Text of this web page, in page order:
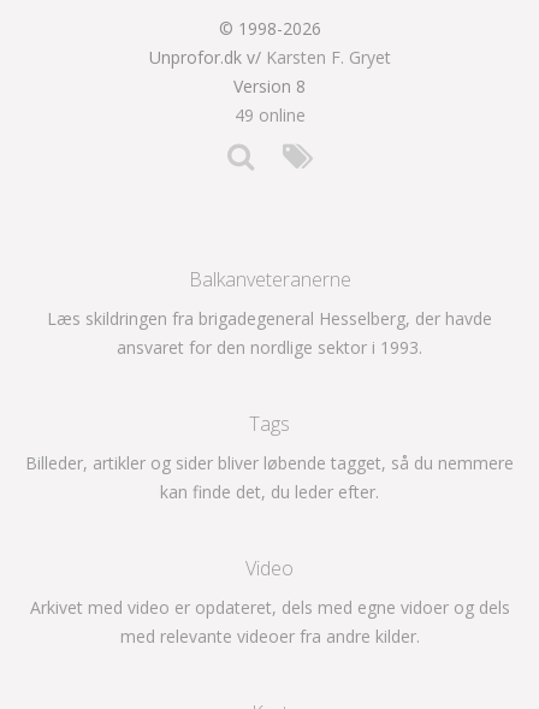
© 1998-2026
Unprofor.dk v/ Karsten F. Gryet
Version 8
49 online
Balkanveteranerne
Læs skildringen fra brigadegeneral Hesselberg, der havde
ansvaret for den nordlige sektor i 1993.
Tags
Billeder, artikler og sider bliver løbende tagget, så du nemmere
kan finde det, du leder efter.
Video
Arkivet med video er opdateret, dels med egne vidoer og dels
med relevante videoer fra andre kilder.